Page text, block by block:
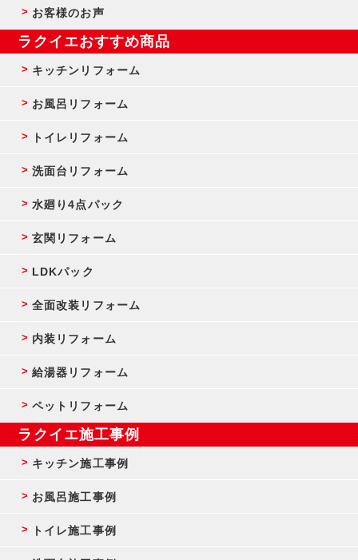
お客様のお声
ラクイエおすすめ商品
キッチンリフォーム
お風呂リフォーム
トイレリフォーム
洗面台リフォーム
水廻り4点パック
玄関リフォーム
LDKパック
全面改装リフォーム
内装リフォーム
給湯器リフォーム
ペットリフォーム
ラクイエ施工事例
キッチン施工事例
お風呂施工事例
トイレ施工事例